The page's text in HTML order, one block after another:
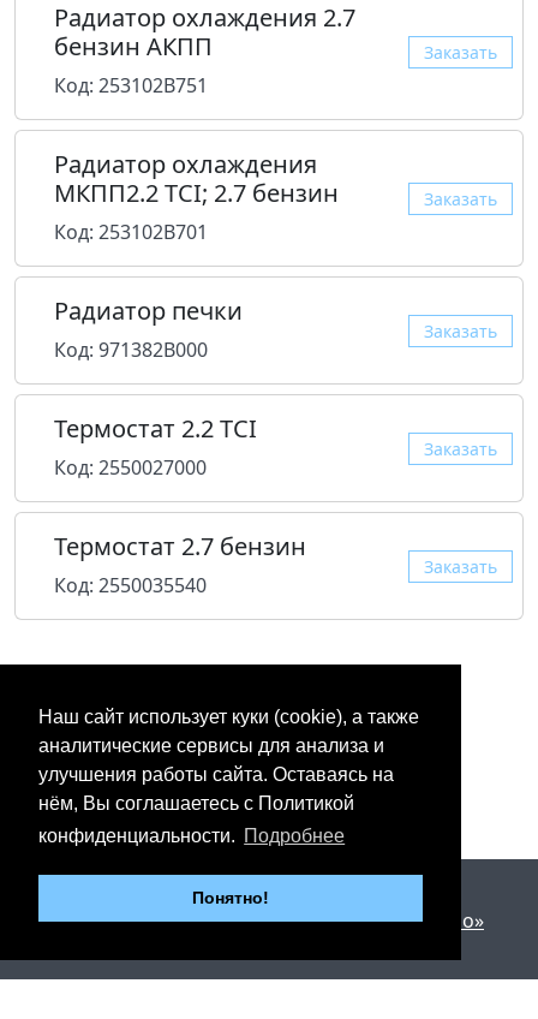
Наш сайт использует куки (cookie), а также
аналитические сервисы для анализа и
улучшения работы сайта. Оставаясь на
нём, Вы соглашаетесь с Политикой
конфиденциальности. Подробнее
Понятно!
Радиатор охлаждения 2.7
бензин AКПП
Код: 253102B751
Заказать
Радиатор охлаждения
МКПП2.2 TCI; 2.7 бензин
Код: 253102B701
Заказать
Радиатор печки
Код: 971382B000
Заказать
Термостат 2.2 TCI
Код: 2550027000
Заказать
Термостат 2.7 бензин
Код: 2550035540
Заказать
2012 - 2026 © «Юнипартс»
Дизайн и разработка —Арт студия «Милано»